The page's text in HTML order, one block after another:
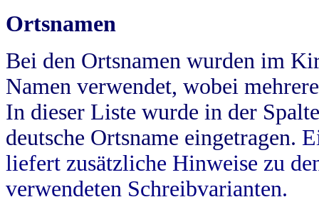
Ortsnamen
Bei den Ortsnamen wurden im
Namen verwendet, wobei
In dieser Liste wurde in der
deutsche Ortsname eingetragen.
liefert zusätzliche Hinweise zu
verwendeten Schreibvarianten.